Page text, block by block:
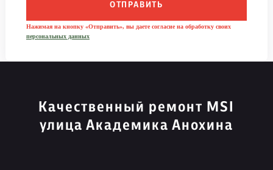
ОТПРАВИТЬ
Нажимая на кнопку «Отправить», вы даете согласие на обработку своих
персональных данных
Качественный ремонт MSI
улица Академика Анохина